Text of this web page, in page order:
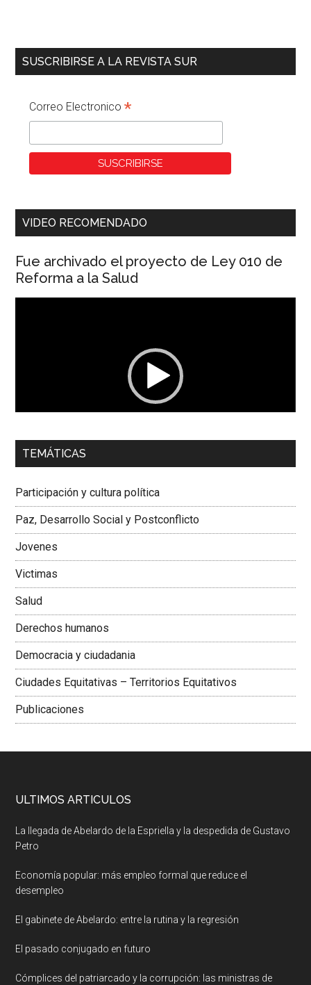
SUSCRIBIRSE A LA REVISTA SUR
Correo Electronico*
VIDEO RECOMENDADO
Fue archivado el proyecto de Ley 010 de
Reforma a la Salud
00:00 01:04
Dra. Carolina Corcho Mejía,Presidenta Corporación
Colombiana
TEMÁTICAS
Participación y cultura política
Paz, Desarrollo Social y Postconflicto
Jovenes
Victimas
Salud
Derechos humanos
Democracia y ciudadania
Ciudades Equitativas – Territorios Equitativos
Publicaciones
ULTIMOS ARTICULOS
La llegada de Abelardo de la Espriella y la despedida de Gustavo
Petro
Economía popular: más empleo formal que reduce el
desempleo
El gabinete de Abelardo: entre la rutina y la regresión
El pasado conjugado en futuro
Cómplices del patriarcado y la corrupción: las ministras de